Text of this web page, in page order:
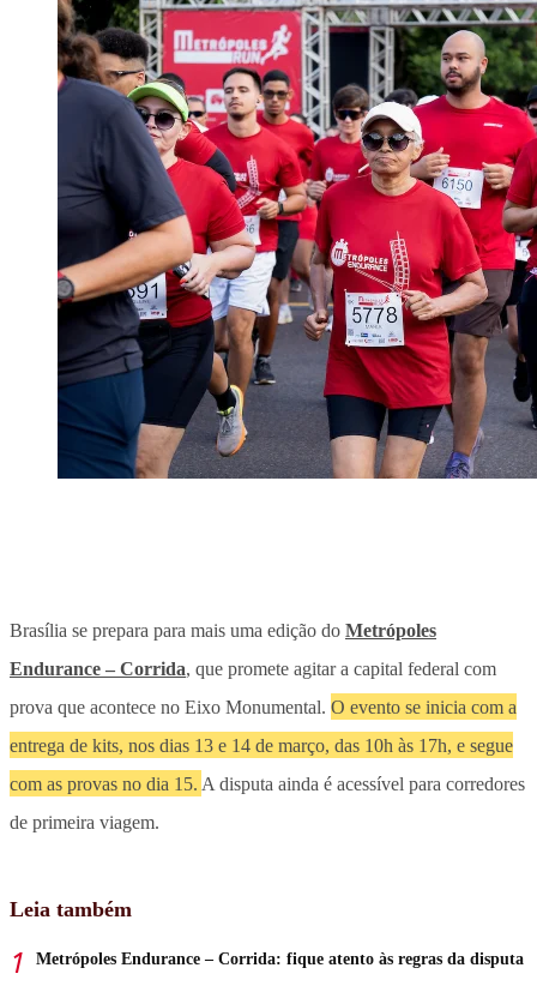
Brasília se prepara para mais uma edição do Metrópoles
Endurance – Corrida, que promete agitar a capital federal com
prova que acontece no Eixo Monumental. O evento se inicia com a
entrega de kits, nos dias 13 e 14 de março, das 10h às 17h, e segue
com as provas no dia 15. A disputa ainda é acessível para corredores
de primeira viagem.
Leia também
Metrópoles Endurance – Corrida: fique atento às regras da disputa